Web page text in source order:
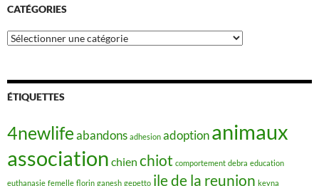
CATÉGORIES
Catégories
ÉTIQUETTES
4newlifeabandons adhesion adoptionanimaux
association chien chiot comportement debra education
euthanasie femelle florin ganesh gepetto ile de la reunion keyna